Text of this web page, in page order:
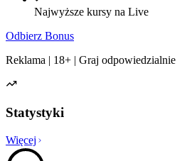
Najwyższe kursy na Live
Odbierz Bonus
Reklama | 18+ | Graj odpowiedzialnie
Statystyki
Więcej